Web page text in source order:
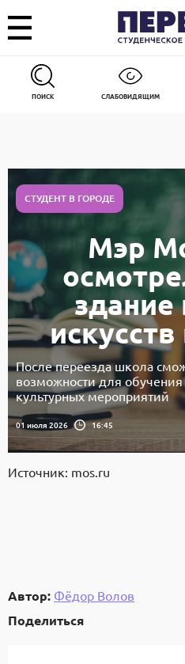
ПОИСК СЛАБОВИДЯЩИМ
СТУДЕНТ В ГОРОДЕ
Мэр
После переезда школа
возможности для
культурных мероприятий
01 июля 2026 16:45
Источник: mos.ru
Автор: Фёдор Волов
Поделиться